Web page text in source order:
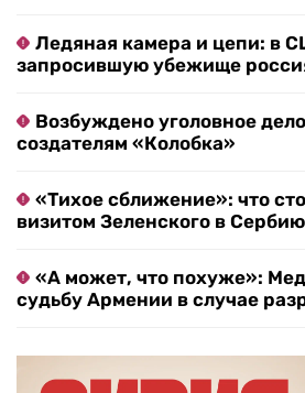
Ледяная камера и цепи: в
запросившую убежище
Возбуждено уголовное
создателям «Колобка»
«Тихое сближение»: что
визитом Зеленского в Сербию
«А может, что похуже»:
судьбу Армении в случае